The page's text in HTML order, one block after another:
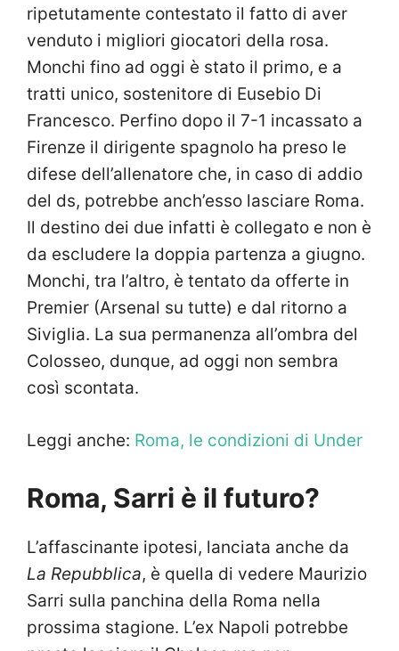
ripetutamente contestato il fatto di aver
venduto i migliori giocatori della rosa.
Monchi fino ad oggi è stato il primo, e a
tratti unico, sostenitore di Eusebio Di
Francesco. Perfino dopo il 7-1 incassato a
Firenze il dirigente spagnolo ha preso le
difese dell’allenatore che, in caso di addio
del ds, potrebbe anch’esso lasciare Roma.
Il destino dei due infatti è collegato e non è
da escludere la doppia partenza a giugno.
Monchi, tra l’altro, è tentato da offerte in
Premier (Arsenal su tutte) e dal ritorno a
Siviglia. La sua permanenza all’ombra del
Colosseo, dunque, ad oggi non sembra
così scontata.
Leggi anche: Roma, le condizioni di Under
Roma, Sarri è il futuro?
L’affascinante ipotesi, lanciata anche da
La Repubblica, è quella di vedere Maurizio
Sarri sulla panchina della Roma nella
prossima stagione. L’ex Napoli potrebbe